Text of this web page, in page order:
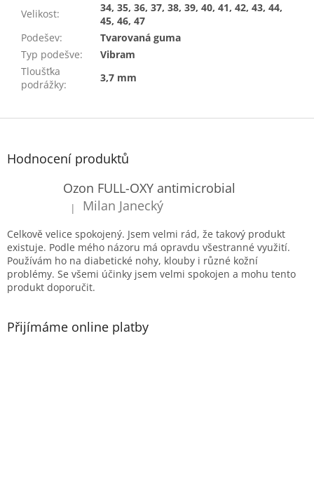
Velikost:
34, 35, 36, 37, 38, 39, 40, 41, 42, 43, 44,
45, 46, 47
Podešev:
Tvarovaná guma
Typ podešve:
Vibram
Tloušťka
podrážky:
3,7 mm
Z
Hodnocení produktů
Ozon FULL-OXY antimicrobial
Hodnocení produktu je 5 z 5 hvězdiček.
| Milan Janecký
Celkově velice spokojený. Jsem velmi rád, že takový produkt
existuje. Podle mého názoru má opravdu všestranné využití.
Používám ho na diabetické nohy, klouby i různé kožní
problémy. Se všemi účinky jsem velmi spokojen a mohu tento
produkt doporučit.
Přijímáme online platby